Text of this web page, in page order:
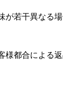
若干異なる
都合による